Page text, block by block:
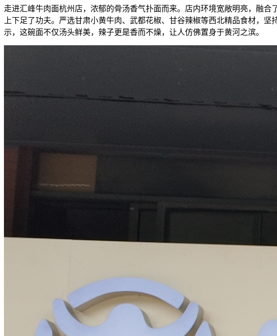
走进汇峰牛肉面杭州店，浓郁的骨汤香气扑面而来。店内环境宽敞明亮，融
上下足了功夫。严选甘肃小黄牛肉、武都花椒、甘谷辣椒等西北精品食材，
示，这碗面不仅汤头鲜美，辣子更是香而不燥，让人仿佛置身于黄河之滨。